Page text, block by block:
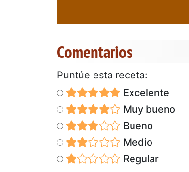
Comentarios
Puntúe esta receta:
Excelente
Muy bueno
Bueno
Medio
Regular